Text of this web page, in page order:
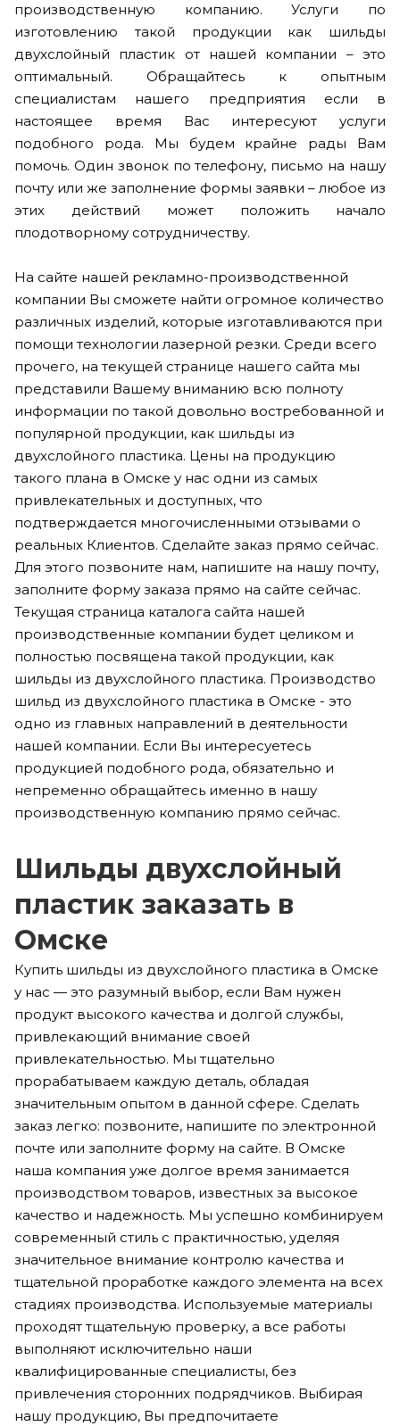
производственную компанию. Услуги по
изготовлению такой продукции как шильды
двухслойный пластик от нашей компании – это
оптимальный. Обращайтесь к опытным
специалистам нашего предприятия если в
настоящее время Вас интересуют услуги
подобного рода. Мы будем крайне рады Вам
помочь. Один звонок по телефону, письмо на нашу
почту или же заполнение формы заявки – любое из
этих действий может положить начало
плодотворному сотрудничеству.
На сайте нашей рекламно-производственной
компании Вы сможете найти огромное количество
различных изделий, которые изготавливаются при
помощи технологии лазерной резки. Среди всего
прочего, на текущей странице нашего сайта мы
представили Вашему вниманию всю полноту
информации по такой довольно востребованной и
популярной продукции, как шильды из
двухслойного пластика. Цены на продукцию
такого плана в Омске у нас одни из самых
привлекательных и доступных, что
подтверждается многочисленными отзывами о
реальных Клиентов. Сделайте заказ прямо сейчас.
Для этого позвоните нам, напишите на нашу почту,
заполните форму заказа прямо на сайте сейчас.
Текущая страница каталога сайта нашей
производственные компании будет целиком и
полностью посвящена такой продукции, как
шильды из двухслойного пластика. Производство
шильд из двухслойного пластика в Омске - это
одно из главных направлений в деятельности
нашей компании. Если Вы интересуетесь
продукцией подобного рода, обязательно и
непременно обращайтесь именно в нашу
производственную компанию прямо сейчас.
Шильды двухслойный
пластик заказать в
Омске
Купить шильды из двухслойного пластика в Омске
у нас — это разумный выбор, если Вам нужен
продукт высокого качества и долгой службы,
привлекающий внимание своей
привлекательностью. Мы тщательно
прорабатываем каждую деталь, обладая
значительным опытом в данной сфере. Сделать
заказ легко: позвоните, напишите по электронной
почте или заполните форму на сайте. В Омске
наша компания уже долгое время занимается
производством товаров, известных за высокое
качество и надежность. Мы успешно комбинируем
современный стиль с практичностью, уделяя
значительное внимание контролю качества и
тщательной проработке каждого элемента на всех
стадиях производства. Используемые материалы
проходят тщательную проверку, а все работы
выполняют исключительно наши
квалифицированные специалисты, без
привлечения сторонних подрядчиков. Выбирая
нашу продукцию, Вы предпочитаете